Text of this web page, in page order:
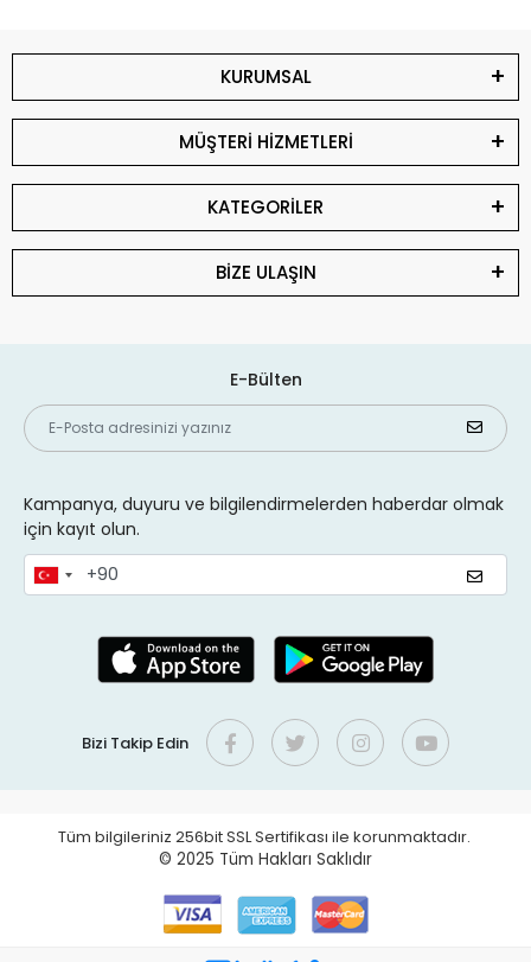
KURUMSAL
MÜŞTERİ HİZMETLERİ
KATEGORİLER
BİZE ULAŞIN
E-Bülten
Kampanya, duyuru ve bilgilendirmelerden haberdar olmak
için kayıt olun.
Bizi Takip Edin
Tüm bilgileriniz 256bit SSL Sertifikası ile korunmaktadır.
© 2025 Tüm Hakları Saklıdır